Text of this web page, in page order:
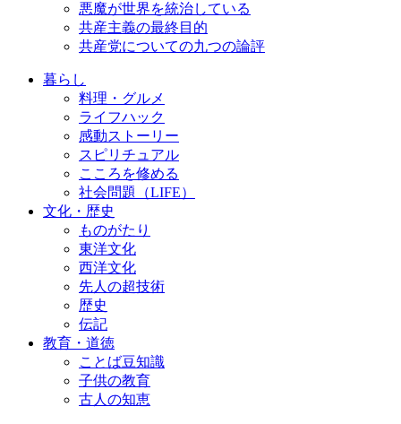
悪魔が世界を統治している
共産主義の最終目的
共産党についての九つの論評
暮らし
料理・グルメ
ライフハック
感動ストーリー
スピリチュアル
こころを修める
社会問題（LIFE）
文化・歴史
ものがたり
東洋文化
西洋文化
先人の超技術
歴史
伝記
教育・道徳
ことば豆知識
子供の教育
古人の知恵